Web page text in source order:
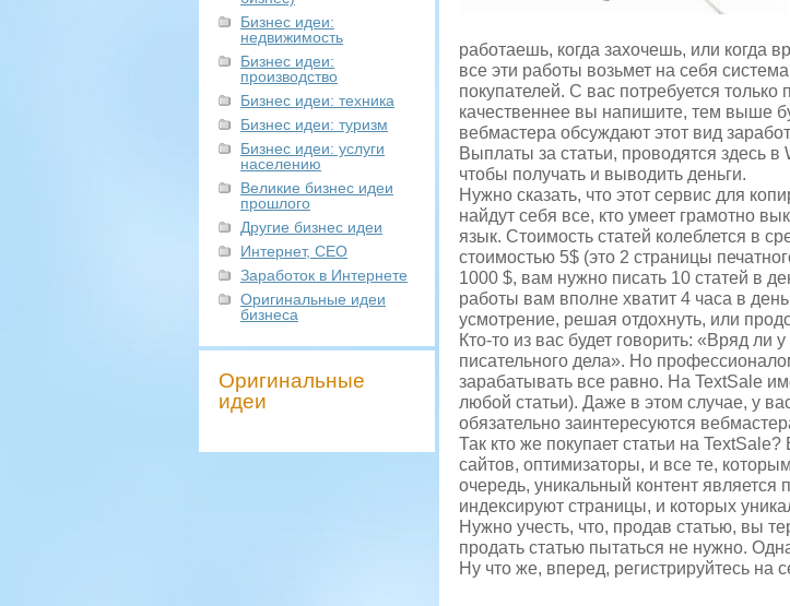
Бизнес идеи:
недвижимость
Бизнес идеи:
производство
Бизнес идеи: техника
Бизнес идеи: туризм
Бизнес идеи: услуги
населению
Великие бизнес идеи
прошлого
Другие бизнес идеи
Интернет, СЕО
Заработок в Интернете
Оригинальные идеи
бизнеса
Оригинальные
идеи
работаешь, когда захочешь, или когда
все эти работы возьмет на себя
покупателей. С вас потребуется
качественнее вы напишите, тем выше
вебмастера обсуждают этот вид
Выплаты за статьи, проводятся здесь в
чтобы получать и выводить деньги.
Нужно сказать, что этот сервис для
найдут себя все, кто умеет грамотно
язык. Стоимость статей колеблется в
стоимостью 5$ (это 2 страницы
1000 $, вам нужно писать 10 статей в
работы вам вполне хватит 4 часа в
усмотрение, решая отдохнуть, или
Кто-то из вас будет говорить: «Вряд
писательного дела». Но
зарабатывать все равно. На TextSale
любой статьи). Даже в этом случае, у
обязательно заинтересуются
Так кто же покупает статьи на
сайтов, оптимизаторы, и все те,
очередь, уникальный контент является
индексируют страницы, и которых
Нужно учесть, что, продав статью, вы
продать статью пытаться не нужно.
Ну что же, вперед, регистрируйтесь на